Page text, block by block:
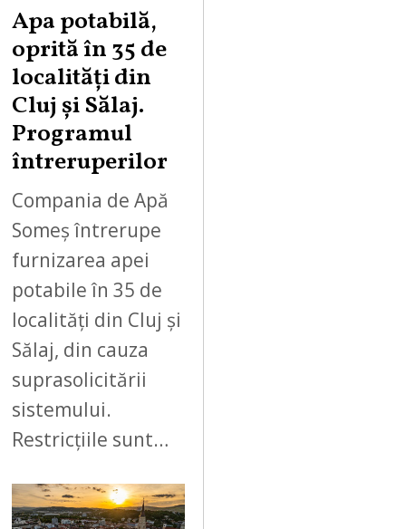
Apa potabilă,
oprită în 35 de
localități din
Cluj și Sălaj.
Programul
întreruperilor
Compania de Apă
Someș întrerupe
furnizarea apei
potabile în 35 de
localități din Cluj și
Sălaj, din cauza
suprasolicitării
sistemului.
Restricțiile sunt…